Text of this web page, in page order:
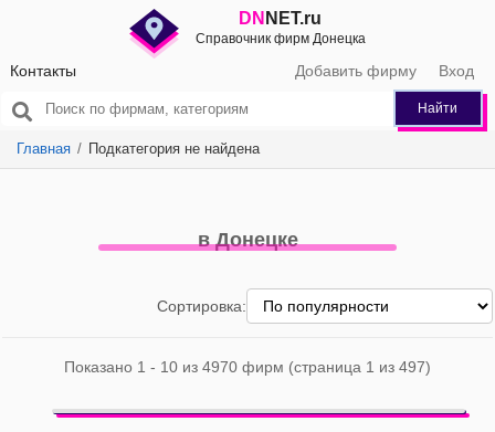
DN NET.ru
Справочник фирм Донецка
Контакты Добавить фирму Вход
Найти
Главная Подкатегория не найдена
в Донецке
Сортировка:
Показано 1 - 10 из 4970 фирм (страница 1 из 497)